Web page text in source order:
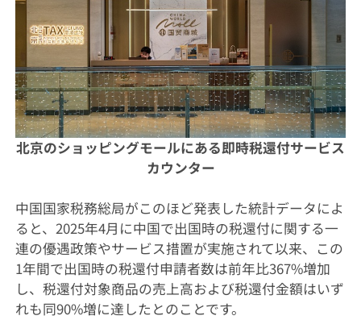
北京のショッピングモールにある即時税還付サービス
カウンター
中国国家税務総局がこのほど発表した統計データによ
ると、2025年4月に中国で出国時の税還付に関する一
連の優遇政策やサービス措置が実施されて以来、この
1年間で出国時の税還付申請者数は前年比367%増加
し、税還付対象商品の売上高および税還付金額はいず
れも同90%増に達したとのことです。